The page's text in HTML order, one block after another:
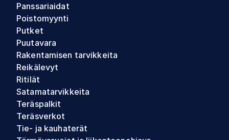
Panssariaidat
Poistomyynti
Putket
Puutavara
Rakentamisen tarvikkeita
Reikälevyt
Ritilät
Satamatarvikkeita
Teräspalkit
Teräsverkot
Tie- ja kauhaterät